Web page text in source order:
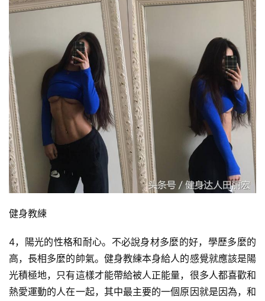
健身教練
4，陽光的性格和耐心。不必說身材多麼的好，學歷多麼的
高，長相多麼的帥氣。健身教練本身給人的感覺就應該是陽
光積極地，只有這樣才能帶給被人正能量，很多人都喜歡和
熱愛運動的人在一起，其中最主要的一個原因就是因為，和